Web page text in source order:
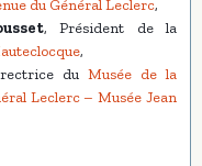
du Général Leclerc,
, Président de la
,
du Musée de la
Leclerc – Musée Jean